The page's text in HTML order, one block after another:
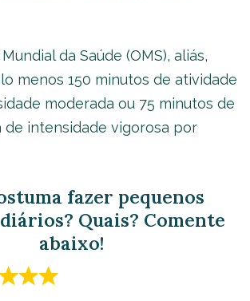
da Saúde (OMS), aliás,
menos 150 minutos de atividade
moderada ou 75 minutos de
de intensidade vigorosa por
fazer pequenos
Quais? Comente
abaixo!